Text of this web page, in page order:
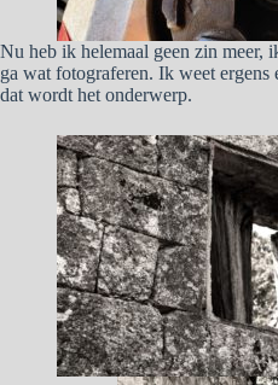
Nu heb ik helemaal geen zin meer,
ga wat fotograferen. Ik weet ergens
dat wordt het onderwerp.